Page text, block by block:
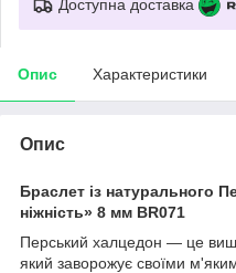
Доступна доставка
Опис Характеристики
Опис
Браслет із натурального
ніжність» 8 мм BR071
Перський халцедон — це
який заворожує своїми